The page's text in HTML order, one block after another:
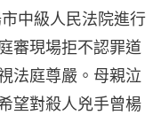
中級人民法院進行
審現場拒不認罪道
法庭尊嚴。母親泣
望對殺人兇手曾楊